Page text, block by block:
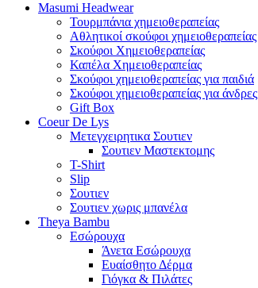
Masumi Headwear
Τουρμπάνια χημειοθεραπείας
Αθλητικοί σκούφοι χημειοθεραπείας
Σκούφοι Χημειοθεραπείας
Καπέλα Χημειοθεραπείας
Σκούφοι χημειοθεραπείας για παιδιά
Σκούφοι χημειοθεραπείας για άνδρες
Gift Box
Coeur De Lys
Μετεγχειρητικα Σουτιεν
Σουτιεν Μαστεκτομης
T-Shirt
Slip
Σουτιεν
Σουτιεν χωρις μπανέλα
Theya Bambu
Εσώρουχα
Άνετα Εσώρουχα
Ευαίσθητο Δέρμα
Γιόγκα & Πιλάτες